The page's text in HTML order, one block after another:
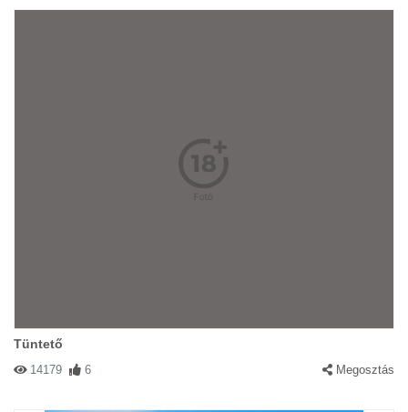
Tüntető
14179 6 Megosztás